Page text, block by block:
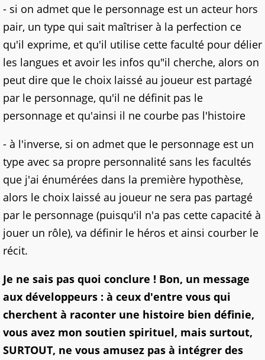
- si on admet que le personnage est un acteur hors
pair, un type qui sait maîtriser à la perfection ce
qu'il exprime, et qu'il utilise cette faculté pour délier
les langues et avoir les infos qu"il cherche, alors on
peut dire que le choix laissé au joueur est partagé
par le personnage, qu'il ne définit pas le
personnage et qu'ainsi il ne courbe pas l'histoire
- à l'inverse, si on admet que le personnage est un
type avec sa propre personnalité sans les facultés
que j'ai énumérées dans la première hypothèse,
alors le choix laissé au joueur ne sera pas partagé
par le personnage (puisqu'il n'a pas cette capacité à
jouer un rôle), va définir le héros et ainsi courber le
récit.
Je ne sais pas quoi conclure ! Bon, un message
aux développeurs : à ceux d'entre vous qui
cherchent à raconter une histoire bien définie,
vous avez mon soutien spirituel, mais surtout,
SURTOUT, ne vous amusez pas à intégrer des